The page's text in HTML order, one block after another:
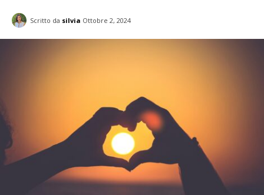
Scritto da silvia Ottobre 2, 2024